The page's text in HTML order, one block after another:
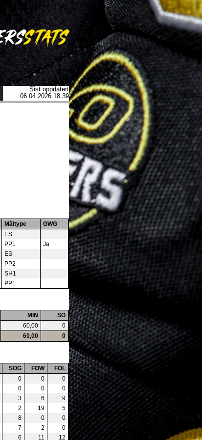
Sist oppdatert
06.04.2026 18:39
Måltype
GWG
ES
PP1
Ja
ES
PP2
SH1
PP1
MIN
SO
60,00
0
60,00 0
SOG FOW
FOL
0 0
0
0 0
0
3 6
9
2 19
5
8 0
0
7 2
0
6 11 12